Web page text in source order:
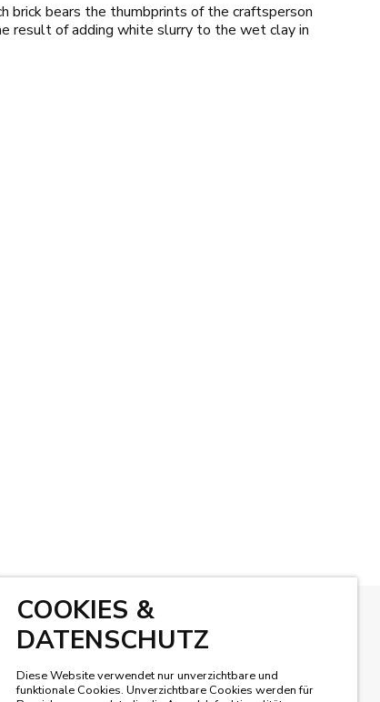
COOKIES &
DATENSCHUTZ
Diese Website verwendet nur unverzichtbare und
funktionale Cookies. Unverzichtbare Cookies werden für
brick bears the thumbprints of the craftsperson
result of adding white slurry to the wet clay in
UNSER MAGAZIN LESEN